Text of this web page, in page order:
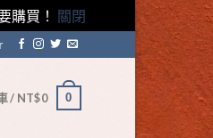
購買！ 關閉
/ NT$0 0